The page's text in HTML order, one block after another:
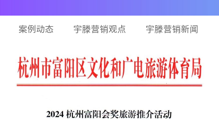
案例动态 宇滕营销观点 宇滕营销新闻